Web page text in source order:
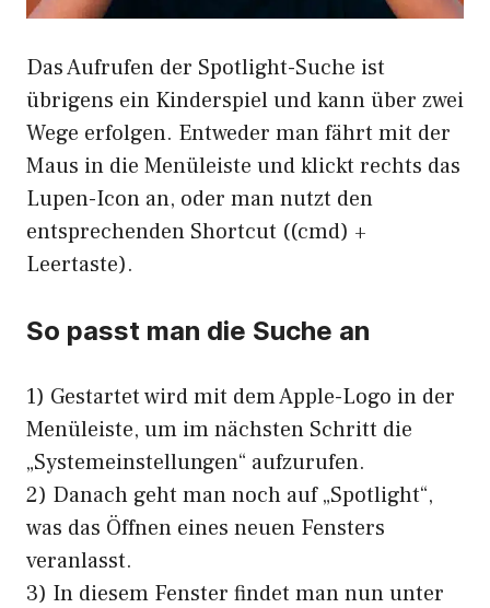
Das Aufrufen der Spotlight-Suche ist
übrigens ein Kinderspiel und kann über zwei
Wege erfolgen. Entweder man fährt mit der
Maus in die Menüleiste und klickt rechts das
Lupen-Icon an, oder man nutzt den
entsprechenden Shortcut ((cmd) +
Leertaste).
So passt man die Suche an
1) Gestartet wird mit dem Apple-Logo in der
Menüleiste, um im nächsten Schritt die
„Systemeinstellungen“ aufzurufen.
2) Danach geht man noch auf „Spotlight“,
was das Öffnen eines neuen Fensters
veranlasst.
3) In diesem Fenster findet man nun unter